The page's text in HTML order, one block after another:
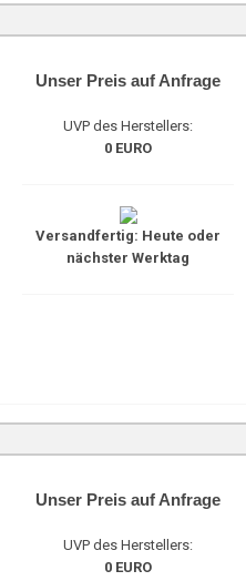
Unser Preis auf Anfrage
UVP des Herstellers:
0 EURO
Versandfertig: Heute oder
nächster Werktag
Unser Preis auf Anfrage
UVP des Herstellers:
0 EURO